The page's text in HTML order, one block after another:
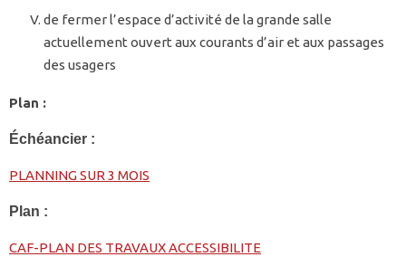
de fermer l’espace d’activité de la grande salle
actuellement ouvert aux courants d’air et aux passages
des usagers
Plan :
Échéancier :
PLANNING SUR 3 MOIS
Plan :
CAF-PLAN DES TRAVAUX ACCESSIBILITE